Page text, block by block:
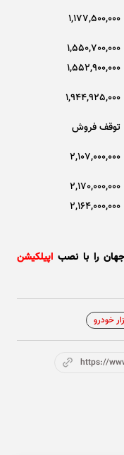
1,177,500,000
1,550,700,000
1,552,900,000
1,944,925,000
توقف فروش
2,107,000,000
2,170,000,000
2,164,000,000
جهان را با نصب اپیلکیشن
خودرو
https://